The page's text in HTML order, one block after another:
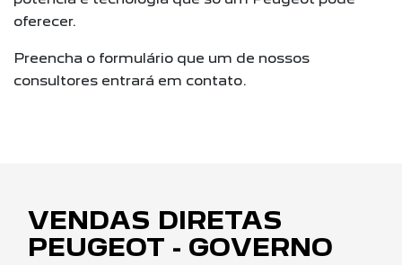
oferecer.
Preencha o formulário que um de nossos
consultores entrará em contato.
VENDAS DIRETAS
PEUGEOT - GOVERNO